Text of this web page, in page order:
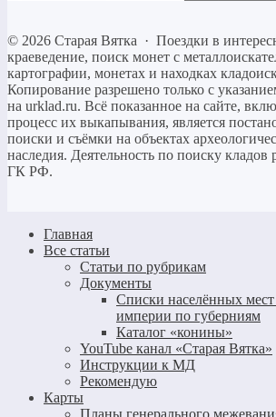
© 2026 Старая Вятка · Поездки в
краеведение, поиск монет с
картографии, монетах и находках
Копирование разрешено только c
на urklad.ru. Всё показанное на сайте,
процесс их выкапывания, является
поиски и съёмки на объектах
наследия. Деятельность по поиску кладов
ГК РФ.
Главная
Все статьи
Статьи по рубрикам
Документы
Списки населённых мест
империи по губерниям
Каталог «конины»
YouTube канал «Старая Вятка»
Инструкции к МД
Рекомендую
Карты
Планы генерального